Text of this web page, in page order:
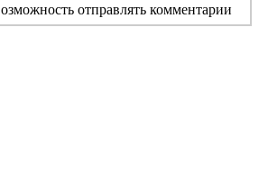
отправлять комментарии